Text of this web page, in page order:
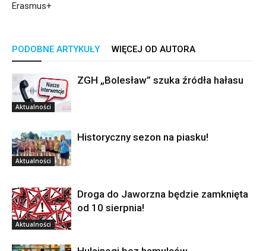
Erasmus+
PODOBNE ARTYKUŁY WIĘCEJ OD AUTORA
Aktualności
ZGH „Bolesław” szuka źródła hałasu
Aktualności
Historyczny sezon na piasku!
Aktualności
Droga do Jaworzna będzie zamknięta
od 10 sierpnia!